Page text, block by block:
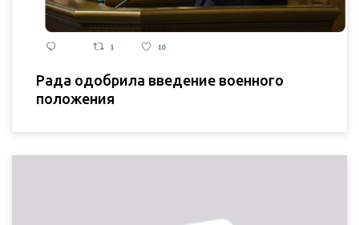
Рада одобрила введение военного
положения